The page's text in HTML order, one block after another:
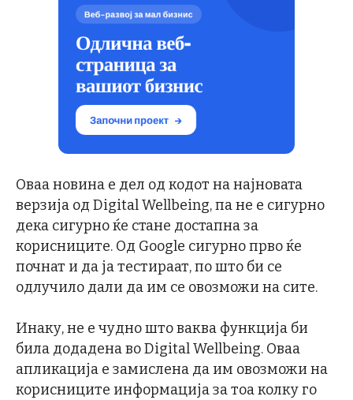
Оваа новина е дел од кодот на најновата
верзија од Digital Wellbeing, па не е сигурно
дека сигурно ќе стане достапна за
корисниците. Од Google сигурно прво ќе
почнат и да ја тестираат, по што би се
одлучило дали да им се овозможи на сите.
Инаку, не е чудно што ваква функција би
била додадена во Digital Wellbeing. Оваа
апликација е замислена да им овозможи на
корисниците информација за тоа колку го